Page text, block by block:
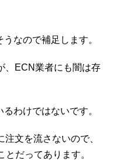
なので補足します。
、ECN業者にも闇は存
わけではないです。
文を流さないので、
だってあります。